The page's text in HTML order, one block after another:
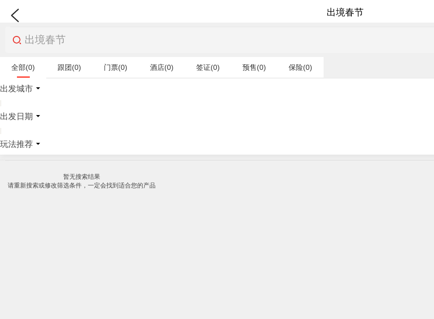
出境春节
全部(0) 跟团(0) 门票(0) 酒店(0) 签证(0) 预售(0) 保险(0)
特产商品(0)
出发城市
出发日期
玩法推荐
暂无搜索结果
请重新搜索或修改筛选条件，一定会找到适合您的产品